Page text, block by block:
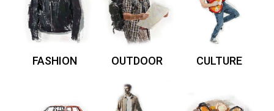
FASHION OUTDOOR CULTURE